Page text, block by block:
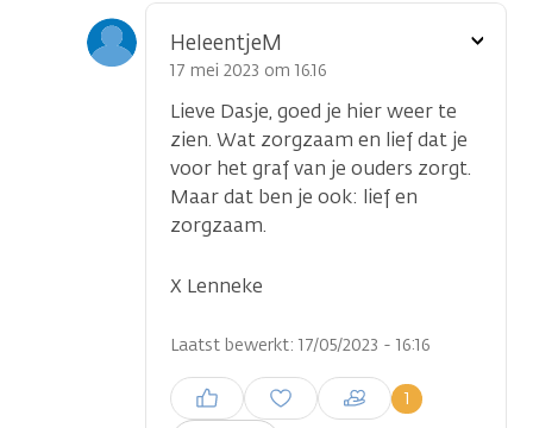
HeleentjeM
17 mei 2023 om 16.16
Lieve Dasje, goed je hier weer te
zien. Wat zorgzaam en lief dat je
voor het graf van je ouders zorgt.
Maar dat ben je ook: lief en
zorgzaam.
X Lenneke
Laatst bewerkt: 17/05/2023 - 16:16
1
Inloggen om een reactie te
plaatsen
Toon